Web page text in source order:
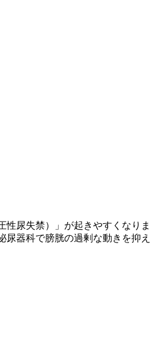
尿失禁）」が起きやすくなり
器科で膀胱の過剰な動きを抑